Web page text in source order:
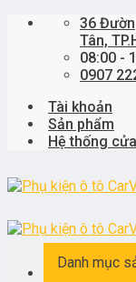
Skip
36
Tân,
08:00 -
0907
Tài khoản
Sản phẩm
Hệ thống
Danh mục